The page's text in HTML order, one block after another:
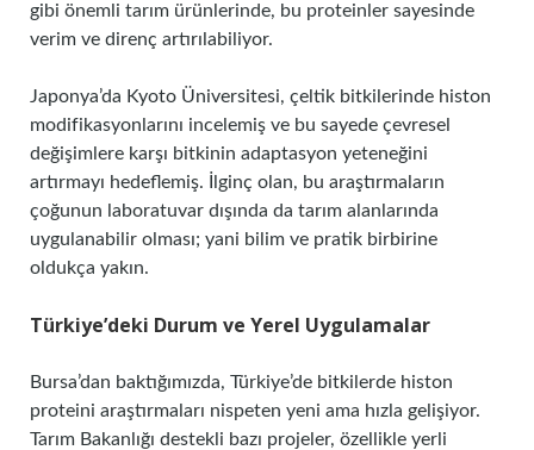
gibi önemli tarım ürünlerinde, bu proteinler sayesinde
verim ve direnç artırılabiliyor.
Japonya’da Kyoto Üniversitesi, çeltik bitkilerinde histon
modifikasyonlarını incelemiş ve bu sayede çevresel
değişimlere karşı bitkinin adaptasyon yeteneğini
artırmayı hedeflemiş. İlginç olan, bu araştırmaların
çoğunun laboratuvar dışında da tarım alanlarında
uygulanabilir olması; yani bilim ve pratik birbirine
oldukça yakın.
Türkiye’deki Durum ve Yerel Uygulamalar
Bursa’dan baktığımızda, Türkiye’de bitkilerde histon
proteini araştırmaları nispeten yeni ama hızla gelişiyor.
Tarım Bakanlığı destekli bazı projeler, özellikle yerli